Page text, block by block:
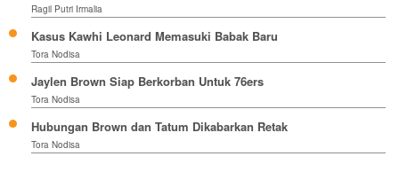
Ragil Putri Irmalia
Kasus Kawhi Leonard Memasuki Babak Baru
Tora Nodisa
Jaylen Brown Siap Berkorban Untuk 76ers
Tora Nodisa
Hubungan Brown dan Tatum Dikabarkan Retak
Tora Nodisa